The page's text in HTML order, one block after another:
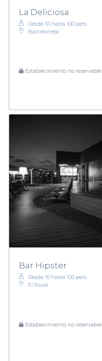
La Deliciosa
Desde 10 hasta 100 pers.
Barceloneta
Establecimiento no reservable
Bar Hipster
Desde 10 hasta 100 pers.
El Raval
Establecimiento no reservable